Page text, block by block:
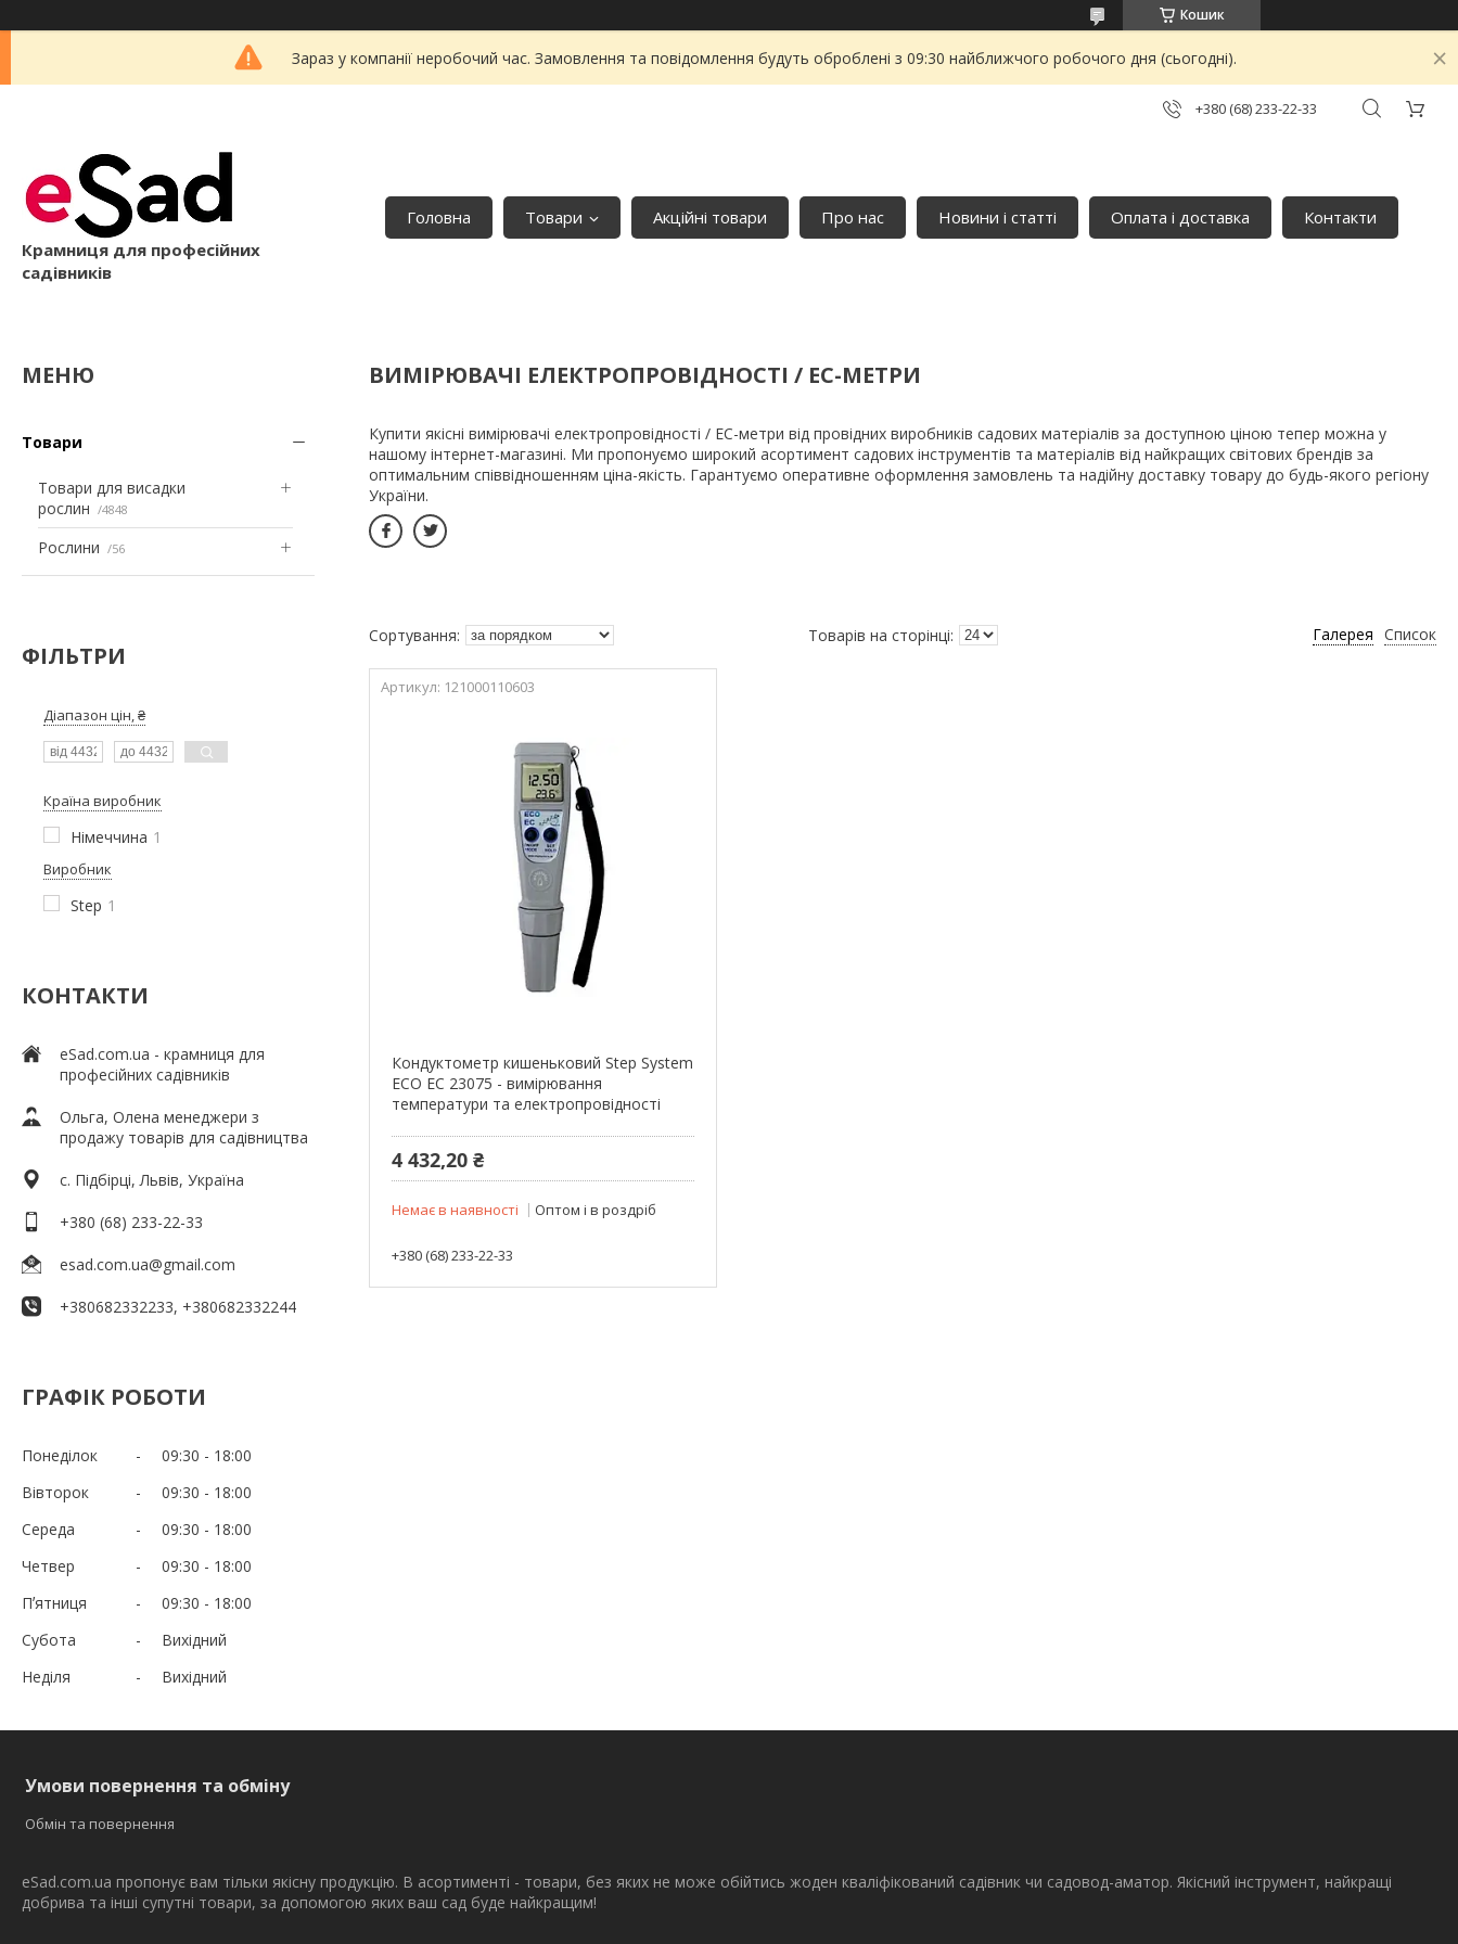
Кошик
Зараз у компанії неробочий час. Замовлення та повідомлення будуть оброблені з 09:30 найближчого робочого дня (сьогодні).
+380 (68) 233-22-33
Крамниця для професійних
садівників
Головна Товари Акційні товари Про нас Новини і статті Оплата і доставка Контакти
Товари
Товари для висадки
рослин
4848
Рослини 56
ФІЛЬТРИ
Діапазон цін, ₴
Країна виробник
Німеччина 1
Виробник
Step 1
КОНТАКТИ
eSad.com.ua - крамниця для
професійних садівників
Ольга, Олена менеджери з
продажу товарів для садівництва
c. Підбірці, Львів, Україна
+380 (68) 233-22-33
esad.com.ua@gmail.com
+380682332233, +380682332244
ГРАФІК РОБОТИ
Понеділок 09:30
18:00
Вівторок
09:30
18:00
Середа
09:30
18:00
Четвер
09:30
18:00
Пʼятниця
09:30
18:00
Субота
Вихідний
Неділя
Вихідний
ВИМІРЮВАЧІ ЕЛЕКТРОПРОВІДНОСТІ / EC-МЕТРИ
Купити якісні вимірювачі електропровідності / EC-метри від провідних виробників садових матеріалів за доступною ціною тепер можна у
нашому інтернет-магазині. Ми пропонуємо широкий асортимент садових інструментів та матеріалів від найкращих світових брендів за
оптимальним співвідношенням ціна-якість. Гарантуємо оперативне оформлення замовлень та надійну доставку товару до будь-якого регіону
України.
Галерея Список
121000110603
Кондуктометр кишеньковий Step System
ЕСО EC 23075 - вимірювання
температури та електропровідності
4 432,20 ₴
Немає в наявності Оптом і в роздріб
+380 (68) 233-22-33
Умови повернення та обміну
Обмін та повернення
eSad.com.ua пропонує вам тільки якісну продукцію. В асортименті - товари, без яких не може обійтись жоден кваліфікований садівник чи садовод-аматор. Якісний інструмент, найкращі
добрива та інші супутні товари, за допомогою яких ваш сад буде найкращим!